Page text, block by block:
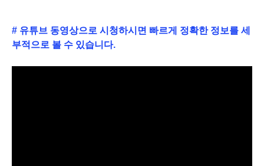
# 유튜브 동영상으로 시청하시면 빠르게 정확한 정보를 세
부적으로 볼 수 있습니다.